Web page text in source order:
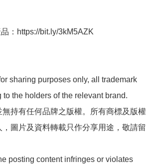
：https://bit.ly/3kM5AZK
sharing purposes only, all trademark
the holders of the relevant brand.
無持有任何品牌之版權。所有商標及版權
圖片及資料轉載只作分享用途，敬請留
posting content infringes or violates